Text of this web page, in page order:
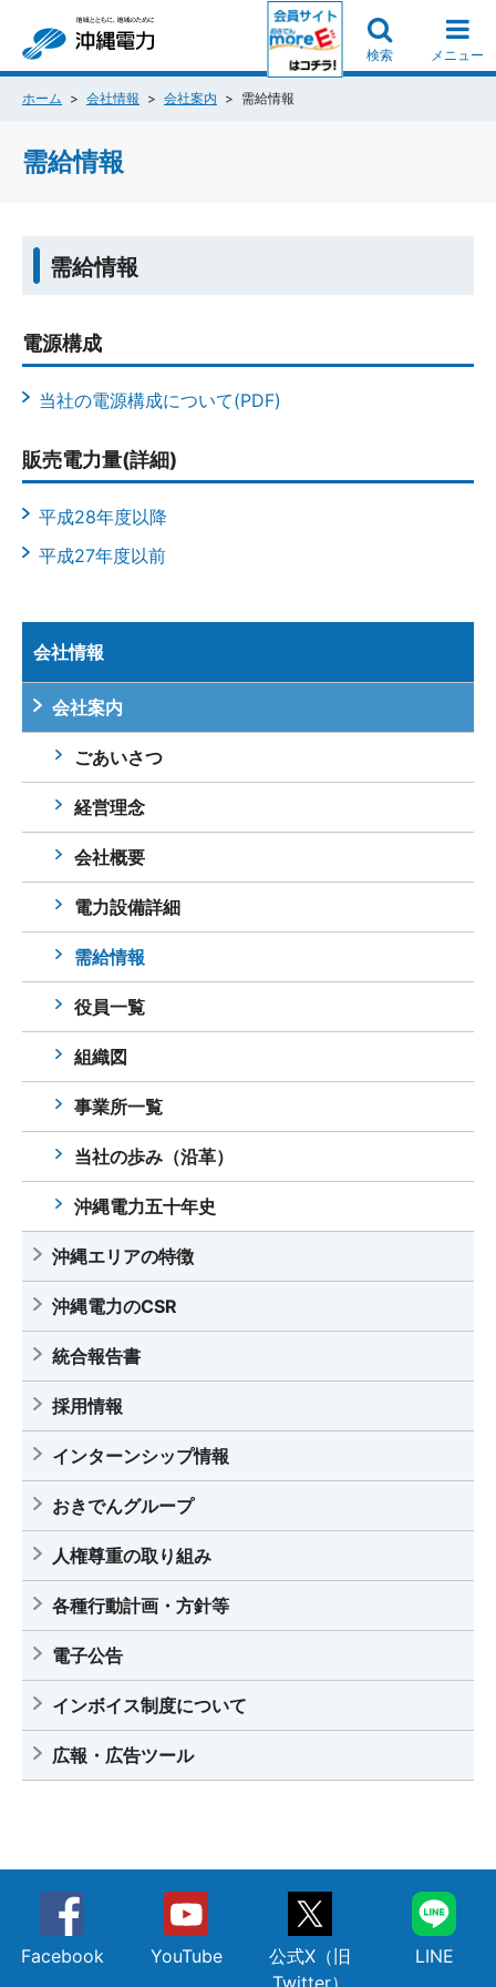
検索 メニュー
ホーム 会社情報 会社案内 需給情報
需給情報
需給情報
電源構成
当社の電源構成について(PDF)
販売電力量(詳細)
平成28年度以降
平成27年度以前
会社情報
会社案内
ごあいさつ
経営理念
会社概要
電力設備詳細
需給情報
役員一覧
組織図
事業所一覧
当社の歩み（沿革）
沖縄電力五十年史
沖縄エリアの特徴
沖縄電力のCSR
統合報告書
採用情報
インターンシップ情報
おきでんグループ
人権尊重の取り組み
各種行動計画・方針等
電子公告
インボイス制度について
広報・広告ツール
Facebook YouTube
公式X（旧
Twitter）
LINE